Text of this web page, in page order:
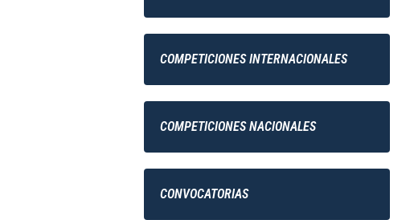
COMPETICIONES INTERNACIONALES
COMPETICIONES NACIONALES
CONVOCATORIAS